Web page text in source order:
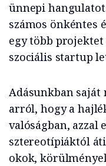
ünnepi
számos önkéntes
egy több
szociális startup
Adásunkban saját
arról, hogy a
valóságban, azzal
sztereotípiáktól
okok,